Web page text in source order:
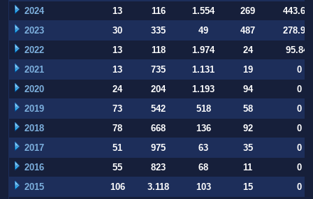
2024
13 116 1.554 269
2023
30 335 49 487
2022
13 118 1.974 24
95.847
2021
13 735 1.131 19
0
2020
24 204 1.193 94
0
2019
73 542 518 58
0
2018
78 668 136 92
0
2017
51 975 63 35
0
2016
55 823 68 11
0
2015
106 3.118 103 15
0